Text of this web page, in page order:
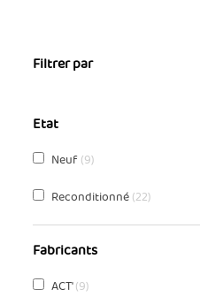
Filtrer par
Etat
Neuf 9
Reconditionné 22
Fabricants
ACT' 9